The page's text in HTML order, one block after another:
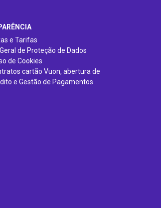
e Tarifas
de Proteção de Dados
de Cookies
cartão Vuon, abertura de
e Gestão de Pagamentos